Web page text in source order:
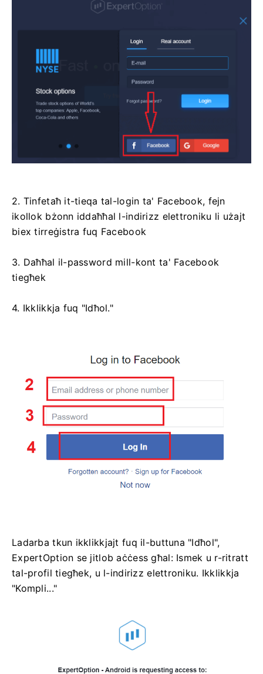
2. Tinfetaħ it-tieqa tal-login ta' Facebook, fejn
ikollok bżonn iddaħħal l-indirizz elettroniku li użajt
biex tirreġistra fuq Facebook
3. Daħħal il-password mill-kont ta' Facebook
tiegħek
4. Ikklikkja fuq "Idħol."
Ladarba tkun ikklikkjajt fuq il-buttuna "Idħol",
ExpertOption se jitlob aċċess għal: Ismek u r-ritratt
tal-profil tiegħek, u l-indirizz elettroniku. Ikklikkja
"Kompli..."